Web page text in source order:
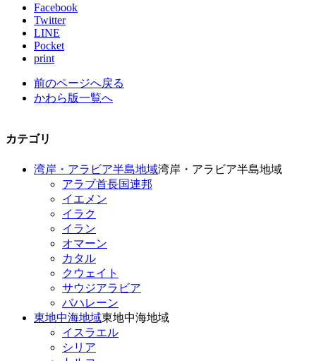
Facebook
Twitter
LINE
Pocket
print
前のページへ戻る
かわら版一覧へ
カテゴリ
湾岸・アラビア半島地域湾岸・アラビア半島地域
アラブ首長国連邦
イエメン
イラク
イラン
オマーン
カタル
クウェイト
サウジアラビア
バハレーン
東地中海地域東地中海地域
イスラエル
シリア